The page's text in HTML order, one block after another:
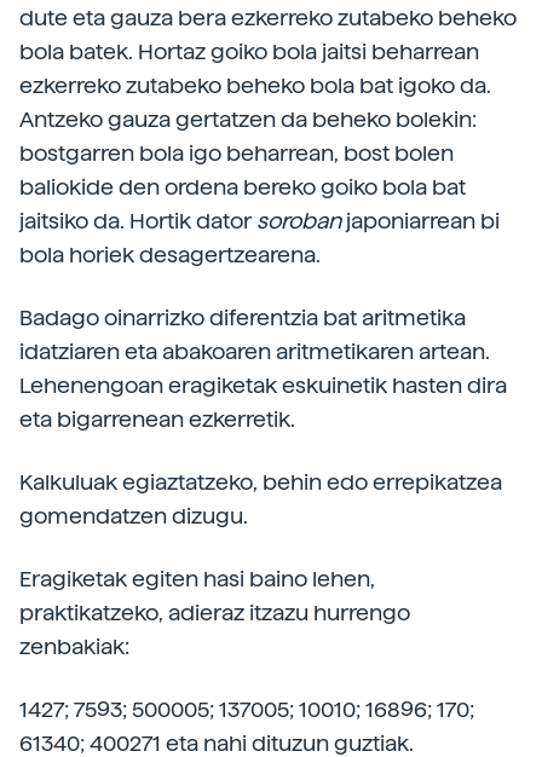
dute eta gauza bera ezkerreko zutabeko beheko
bola batek. Hortaz goiko bola jaitsi beharrean
ezkerreko zutabeko beheko bola bat igoko da.
Antzeko gauza gertatzen da beheko bolekin:
bostgarren bola igo beharrean, bost bolen
baliokide den ordena bereko goiko bola bat
jaitsiko da. Hortik datorsorobanjaponiarrean bi
bola horiek desagertzearena.
Badago oinarrizko diferentzia bat aritmetika
idatziaren eta abakoaren aritmetikaren artean.
Lehenengoan eragiketak eskuinetik hasten dira
eta bigarrenean ezkerretik.
Kalkuluak egiaztatzeko, behin edo errepikatzea
gomendatzen dizugu.
Eragiketak egiten hasi baino lehen,
praktikatzeko, adieraz itzazu hurrengo
zenbakiak:
1427; 7593; 500005; 137005; 10010; 16896; 170;
61340; 400271 eta nahi dituzun guztiak.